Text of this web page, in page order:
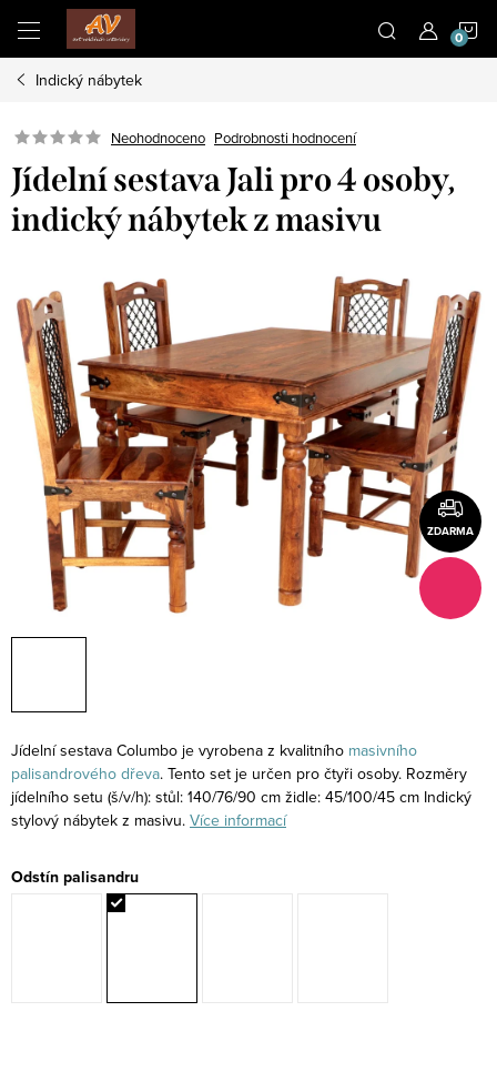
obsah
Indický nábytek
Neohodnoceno Podrobnosti hodnocení
Jídelní sestava Jali pro 4 osoby,
indický nábytek z masivu
ZDARMA
Jídelní sestava Columbo je vyrobena z kvalitního masivního
palisandrového dřeva. Tento set je určen pro čtyři osoby. Rozměry
jídelního setu (š/v/h): stůl: 140/76/90 cm židle: 45/100/45 cm Indický
stylový nábytek z masivu. Více informací
Odstín palisandru